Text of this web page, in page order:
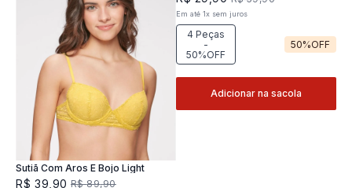
Sutiã Com Aros E Bojo Light
R$ 39 90 R$ 89,90
Em até 1x sem juros
4 Peças
-
50%OFF
50%OFF
Adicionar na sacola